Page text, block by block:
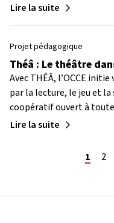
Lire la suite
Projet pédagogique
Théâ : Le théâtre
Avec THÉÂ, l’OCCE
par la lecture, le jeu et
coopératif ouvert à
Lire la suite
Page
1 2